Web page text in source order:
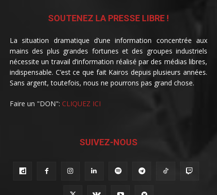
SOUTENEZ LA PRESSE LIBRE !
La situation dramatique d’une information concentrée aux
mains des plus grandes fortunes et des groupes industriels
nécessite un travail d’information réalisé par des médias libres,
indispensable. C’est ce que fait Kairos depuis plusieurs années.
Sans argent, toutefois, nous ne pourrons pas grand chose.
Faire un "DON": CLIQUEZ ICI
SUIVEZ-NOUS